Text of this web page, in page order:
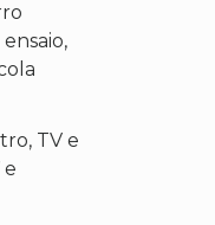
TV e
e